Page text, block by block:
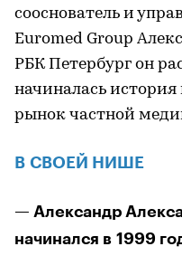
сооснователь и
Euromed Group
РБК Петербург он
начиналась
рынок частной
В СВОЕЙ НИШЕ
— Александр
начинался в 1999